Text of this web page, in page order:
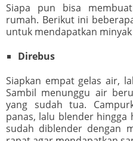
Siapa pun bisa
rumah. Berikut ini
untuk mendapatkan minyak
Direbus
Siapkan empat gelas air,
Sambil menunggu air
yang sudah tua.
panas, lalu blender hingga
sudah diblender dengan